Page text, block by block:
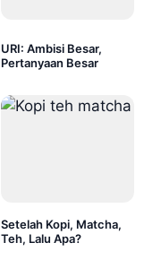
URI: Ambisi Besar,
Pertanyaan Besar
Setelah Kopi, Matcha,
Teh, Lalu Apa?